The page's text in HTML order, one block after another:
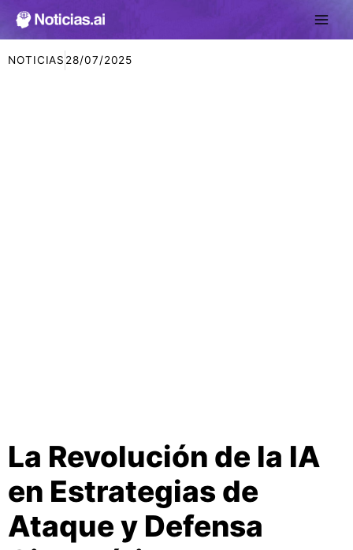
NOTICIAS 28/07/2025
La Revolución de la IA
en Estrategias de
Ataque y Defensa